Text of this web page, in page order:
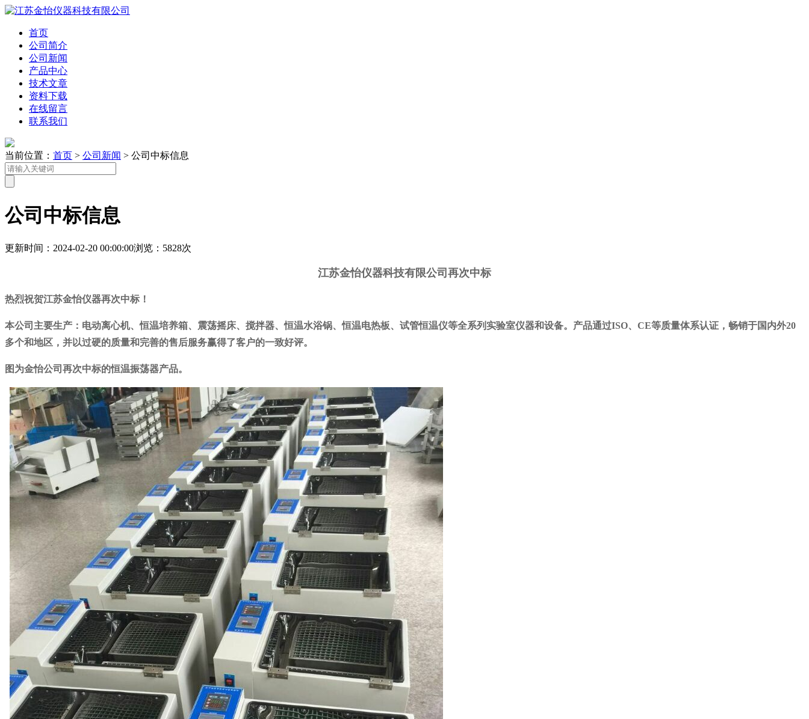
首页
公司简介
公司新闻
产品中心
技术文章
资料下载
在线留言
联系我们
当前位置： 首页 > 公司新闻 > 公司中标信息
公司中标信息
更新时间：2024-02-20 00:00:00浏览：5828次
江苏金怡仪器科技有限公司再次中标
热烈祝贺江苏金怡仪器再次中标！
本公司主要生产：电动离心机、恒温培养箱、震荡摇床、搅拌器、恒温水浴锅、恒温电热板、试管恒温仪等全系列实验室仪器和设备。产品通过ISO、CE等质量体系认证，畅销于国内外20
多个和地区，并以过硬的质量和完善的售后服务赢得了客户的一致好评。
图为金怡公司再次中标的恒温振荡器产品。